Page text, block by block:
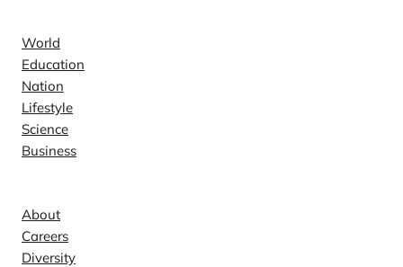
World
Education
Nation
Lifestyle
Science
Business
About
Careers
Diversity